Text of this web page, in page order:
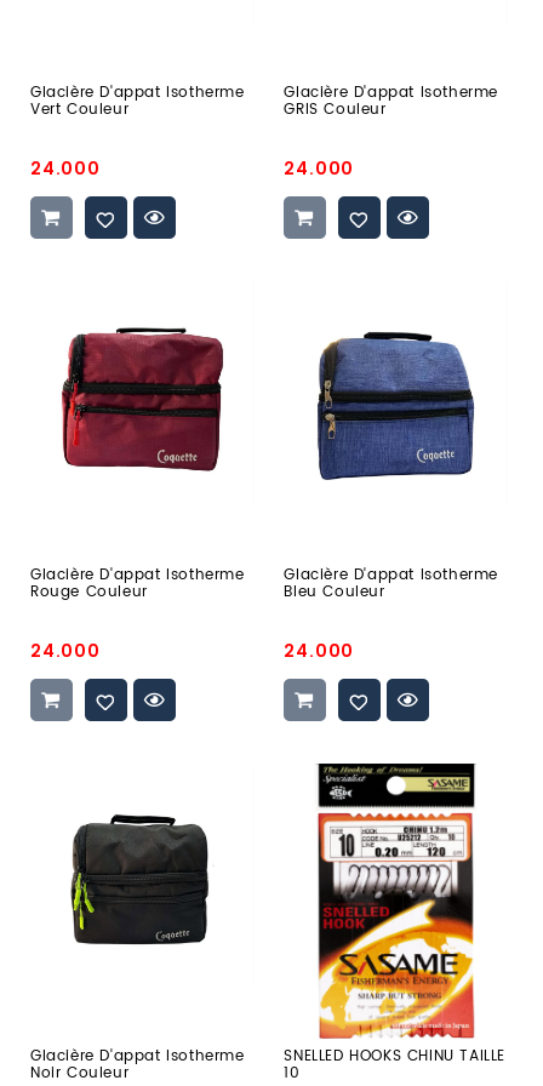
Glacière D'appat Isotherme
Vert Couleur
Prix
promo
24.000
Glacière D'appat Isotherme
GRIS Couleur
Prix
promo
24.000
d'appat
isotherme
Rouge
Couleur
Glacière D'appat Isotherme
Rouge Couleur
Prix
promo
24.000
isotherme
Bleu
Couleur
Glacière D'appat Isotherme
Bleu Couleur
Prix
promo
24.000
isotherme
Couleur
Glacière D'appat Isotherme
Noir Couleur
SNELLED
HOOKS
CHINU
TAILLE
SNELLED HOOKS CHINU TAILLE
10